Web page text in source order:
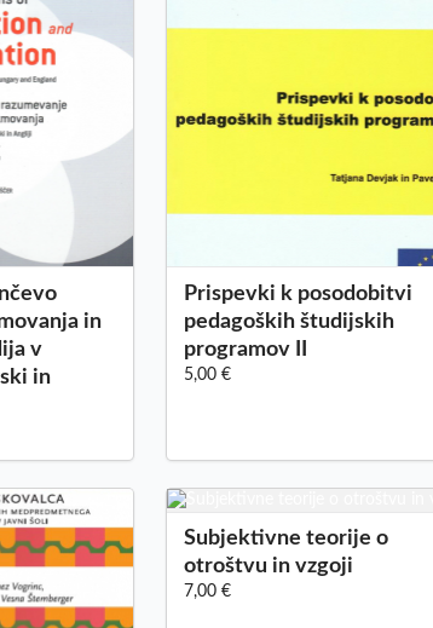
in
v
in
Prispevki k posodobitvi
pedagoških študijskih
programov II
5,00 €
Subjektivne teorije o
otroštvu in vzgoji
7,00 €